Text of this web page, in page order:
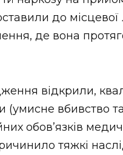
до місцевої
де вона
відкрили,
(умисне вбивство
обов’язків
тяжкі